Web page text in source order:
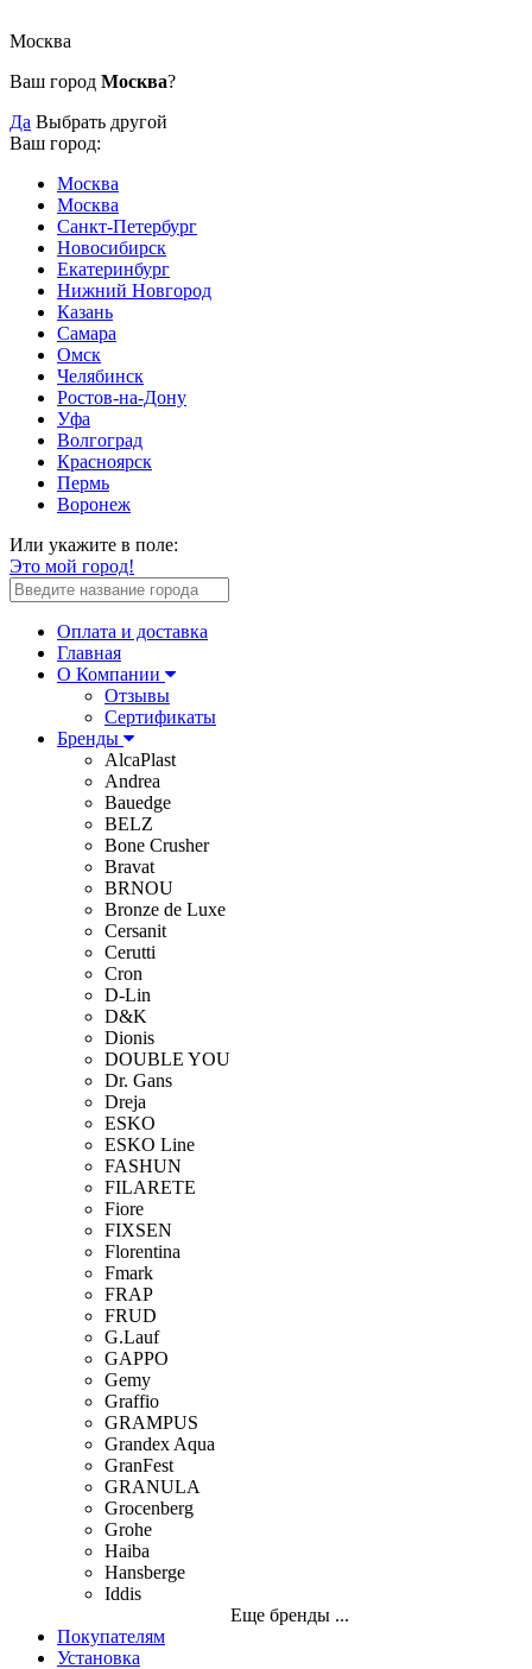
Москва
Ваш город Москва?
Да Выбрать другой
Ваш город:
Москва
Москва
Санкт-Петербург
Новосибирск
Екатеринбург
Нижний Новгород
Казань
Самара
Омск
Челябинск
Ростов-на-Дону
Уфа
Волгоград
Красноярск
Пермь
Воронеж
Или укажите в поле:
Это мой город!
Оплата и доставка
Главная
О Компании
Отзывы
Сертификаты
Бренды
AlcaPlast
Andrea
Bauedge
BELZ
Bone Crusher
Bravat
BRNOU
Bronze de Luxe
Cersanit
Cerutti
Cron
D-Lin
D&K
Dionis
DOUBLE YOU
Dr. Gans
Dreja
ESKO
ESKO Line
FASHUN
FILARETE
Fiore
FIXSEN
Florentina
Fmark
FRAP
FRUD
G.Lauf
GAPPO
Gemy
Graffio
GRAMPUS
Grandex Aqua
GranFest
GRANULA
Grocenberg
Grohe
Haiba
Hansberge
Iddis
Еще бренды ...
Покупателям
Установка